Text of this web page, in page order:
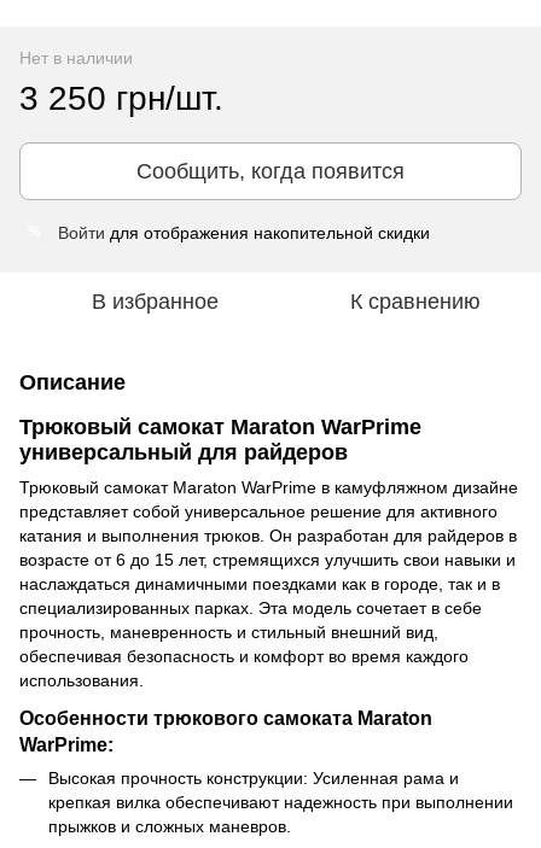
Нет в наличии
3 250 грн/шт.
Сообщить, когда появится
Войти для отображения накопительной скидки
В избранное К сравнению
Описание
Трюковый самокат Maraton WarPrime
универсальный для райдеров
Трюковый самокат Maraton WarPrime в камуфляжном дизайне
представляет собой универсальное решение для активного
катания и выполнения трюков. Он разработан для райдеров в
возрасте от 6 до 15 лет, стремящихся улучшить свои навыки и
наслаждаться динамичными поездками как в городе, так и в
специализированных парках. Эта модель сочетает в себе
прочность, маневренность и стильный внешний вид,
обеспечивая безопасность и комфорт во время каждого
использования.
Особенности трюкового самоката Maraton
WarPrime:
Высокая прочность конструкции: Усиленная рама и
крепкая вилка обеспечивают надежность при выполнении
прыжков и сложных маневров.